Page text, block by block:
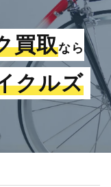
買取なら
クルズ